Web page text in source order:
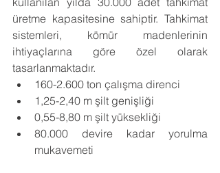
üretme kapasitesine sahiptir. Tahkimat
sistemleri, kömür madenlerinin
ihtiyaçlarına göre özel olarak
tasarlanmaktadır.
160-2.600 ton çalışma direnci
1,25-2,40 m şilt genişliği
0,55-8,80 m şilt yüksekliği
80.000 devire kadar yorulma
mukavemeti